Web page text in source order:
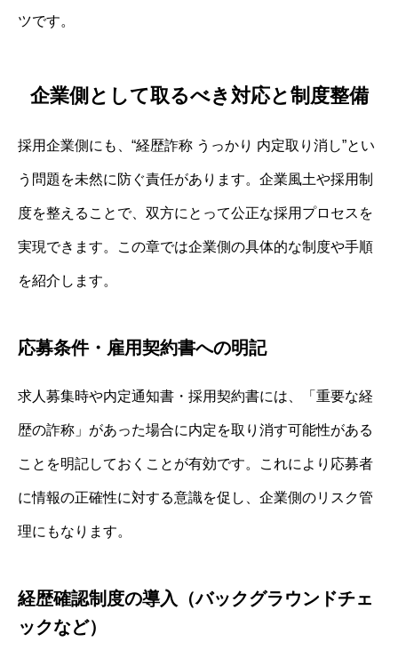
ツです。
企業側として取るべき対応と制度整備
採用企業側にも、“経歴詐称 うっかり 内定取り消し”とい
う問題を未然に防ぐ責任があります。企業風土や採用制
度を整えることで、双方にとって公正な採用プロセスを
実現できます。この章では企業側の具体的な制度や手順
を紹介します。
応募条件・雇用契約書への明記
求人募集時や内定通知書・採用契約書には、「重要な経
歴の詐称」があった場合に内定を取り消す可能性がある
ことを明記しておくことが有効です。これにより応募者
に情報の正確性に対する意識を促し、企業側のリスク管
理にもなります。
経歴確認制度の導入（バックグラウンドチェ
ックなど）